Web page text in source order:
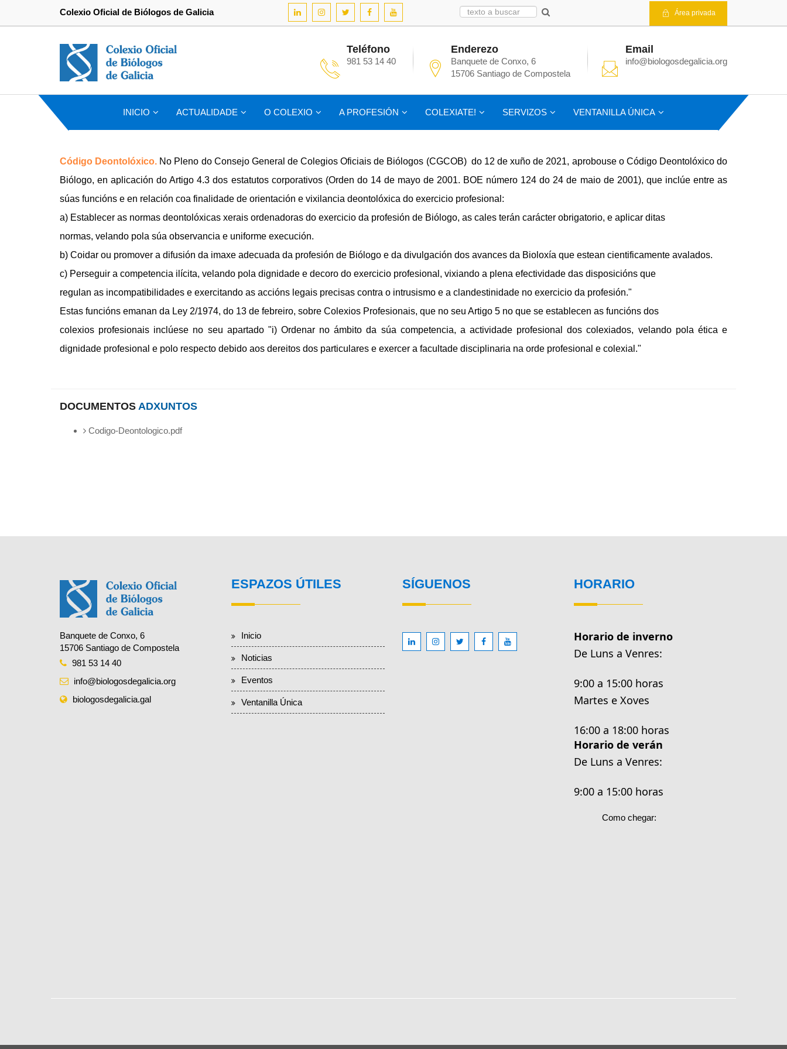
Colexio Oficial de Biólogos de Galicia Área privada
Teléfono
981 53 14 40
Enderezo
Banquete de Conxo, 6
15706 Santiago de Compostela
Email
info@biologosdegalicia.org
INICIO ACTUALIDADE O COLEXIO A PROFESIÓN COLEXIATE! SERVIZOS VENTANILLA ÚNICA
Código Deontolóxico. No Pleno do Consejo General de Colegios Oficiais de Biólogos (CGCOB) do 12 de xuño de 2021, aprobouse o Código Deontolóxico do
Biólogo, en aplicación do Artigo 4.3 dos estatutos corporativos (Orden do 14 de mayo de 2001. BOE número 124 do 24 de maio de 2001), que inclúe entre as
súas funcións e en relación coa finalidade de orientación e vixilancia deontolóxica do exercicio profesional:
a) Establecer as normas deontolóxicas xerais ordenadoras do exercicio da profesión de Biólogo, as cales terán carácter obrigatorio, e aplicar ditas
normas, velando pola súa observancia e uniforme execución.
b) Coidar ou promover a difusión da imaxe adecuada da profesión de Biólogo e da divulgación dos avances da Bioloxía que estean cientificamente avalados.
c) Perseguir a competencia ilícita, velando pola dignidade e decoro do exercicio profesional, vixiando a plena efectividade das disposicións que
regulan as incompatibilidades e exercitando as accións legais precisas contra o intrusismo e a clandestinidade no exercicio da profesión."
Estas funcións emanan da Ley 2/1974, do 13 de febreiro, sobre Colexios Profesionais, que no seu Artigo 5 no que se establecen as funcións dos
colexios profesionais inclúese no seu apartado "i) Ordenar no ámbito da súa competencia, a actividade profesional dos colexiados, velando pola ética e
dignidade profesional e polo respecto debido aos dereitos dos particulares e exercer a facultade disciplinaria na orde profesional e colexial."
DOCUMENTOS ADXUNTOS
Codigo-Deontologico.pdf
Banquete de Conxo, 6
15706 Santiago de Compostela
981 53 14 40
info@biologosdegalicia.org
biologosdegalicia.gal
ESPAZOS ÚTILES
Inicio
Noticias
Eventos
Ventanilla Única
SÍGUENOS HORARIO
Horario de inverno
De Luns a Venres:
9:00 a 15:00 horas
Martes e Xoves
16:00 a 18:00 horas
Horario de verán
De Luns a Venres:
9:00 a 15:00 horas
Como chegar: